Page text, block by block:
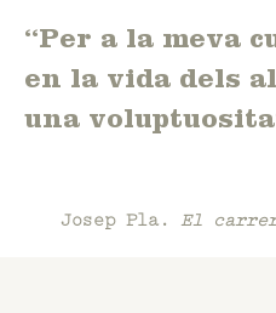
“Per a la meva
en la vida dels
una
Josep Pla. El